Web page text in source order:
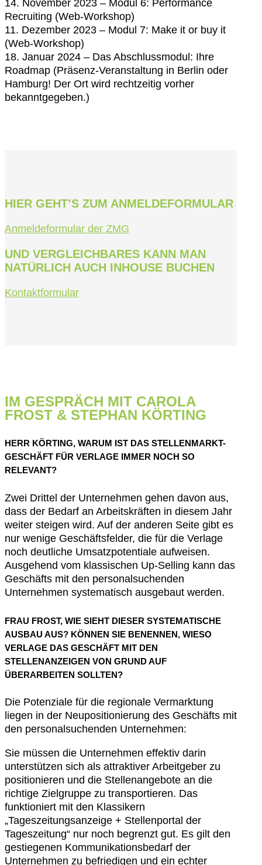
14. November 2023 – Modul 6: Performance
Recruiting (Web-Workshop)
11. Dezember 2023 – Modul 7: Make it or buy it
(Web-Workshop)
18. Januar 2024 – Das Abschlussmodul: Ihre
Roadmap (Präsenz-Veranstaltung in Berlin oder
Hamburg! Der Ort wird rechtzeitig vorher
bekanntgegeben.)
HIER GEHT’S ZUM ANMELDEFORMULAR
Anmeldeformular der ZMG
UND VERGLEICHBARES KANN MAN
NATÜRLICH AUCH INHOUSE BUCHEN
Kontaktformular
IM GESPRÄCH MIT CAROLA
FROST & STEPHAN KÖRTING
HERR KÖRTING, WARUM IST DAS STELLENMARKT-
GESCHÄFT FÜR VERLAGE IMMER NOCH SO
RELEVANT?
Zwei Drittel der Unternehmen gehen davon aus,
dass der Bedarf an Arbeitskräften in diesem Jahr
weiter steigen wird. Auf der anderen Seite gibt es
nur wenige Geschäftsfelder, die für die Verlage
noch deutliche Umsatzpotentiale aufweisen.
Ausgehend vom klassischen Up-Selling kann das
Geschäfts mit den personalsuchenden
Unternehmen systematisch ausgebaut werden.
FRAU FROST, WIE SIEHT DIESER SYSTEMATISCHE
AUSBAU AUS? KÖNNEN SIE BENENNEN, WIESO
VERLAGE DAS GESCHÄFT MIT DEN
STELLENANZEIGEN VON GRUND AUF
ÜBERARBEITEN SOLLTEN?
Die Potenziale für die regionale Vermarktung
liegen in der Neupositionierung des Geschäfts mit
den personalsuchenden Unternehmen:
Sie müssen die Unternehmen effektiv darin
unterstützen sich als attraktiver Arbeitgeber zu
positionieren und die Stellenangebote an die
richtige Zielgruppe zu transportieren. Das
funktioniert mit den Klassikern
„Tageszeitungsanzeige + Stellenportal der
Tageszeitung“ nur noch begrenzt gut. Es gilt den
gestiegenen Kommunikationsbedarf der
Unternehmen zu befriedigen und ein echter